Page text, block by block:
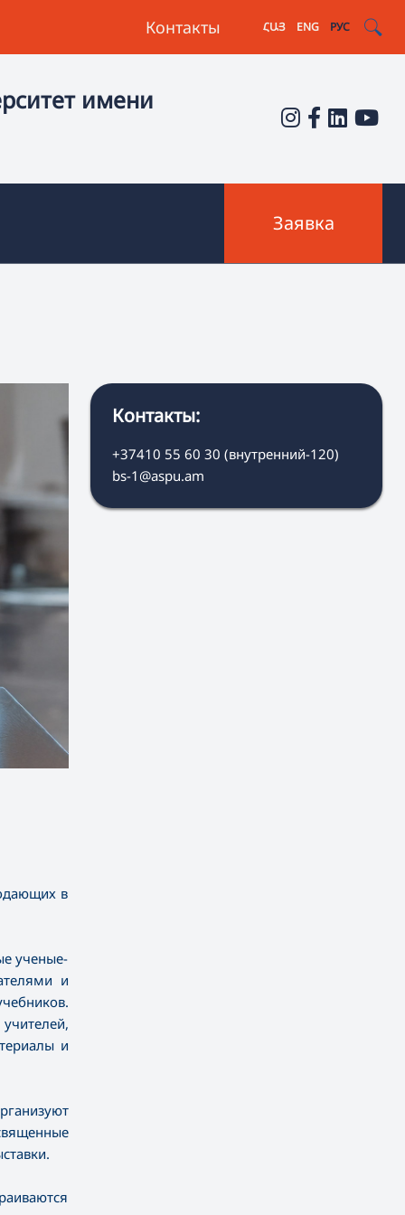
Контакты ՀԱՅ ENG РУС
имени
Заявка
в
ученые-
и
и
Контакты:
+37410 55 60 30 (внутренний-120)
bs-1@aspu.am